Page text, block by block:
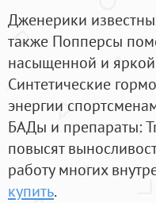
Дженерики
также Попперсы
насыщенной и яркой
Синтетические
энергии
БАДы и препараты:
повысят
работу многих
купить.